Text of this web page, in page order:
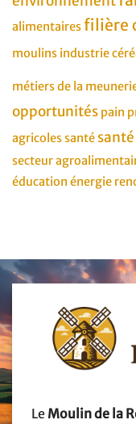
alimentairesfilière
moulins industrie
métiers de la
opportunités pain
agricolessanté
secteur
éducation énergie
Le Moulin de la